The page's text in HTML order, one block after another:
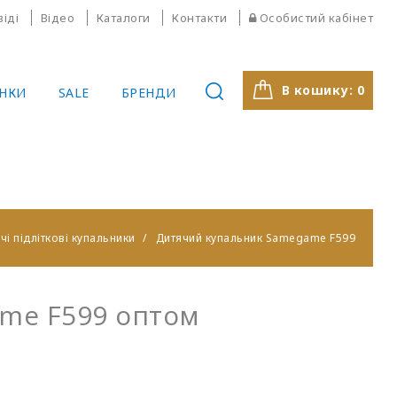
Відео Каталоги Контакти Особистий кабінет
В кошику: 0
SALE БРЕНДИ
підліткові купальники Дитячий купальник Samegame F599
F599 оптом